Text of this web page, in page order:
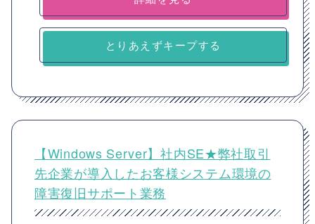
とりあえずキープする
【Windows Server】社内SE★弊社取引
先企業が導入したお客様システム環境の
障害復旧サポート業務